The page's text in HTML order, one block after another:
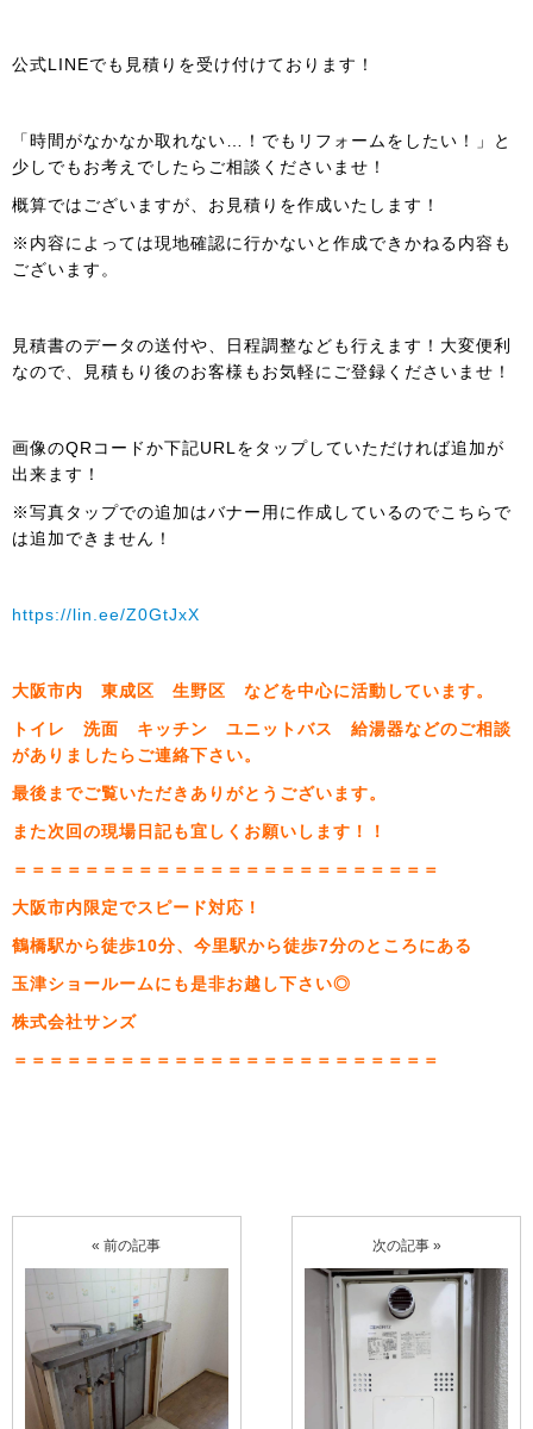
公式LINEでも見積りを受け付けております！
「時間がなかなか取れない…！でもリフォームをしたい！」と
少しでもお考えでしたらご相談くださいませ！
概算ではございますが、お見積りを作成いたします！
※内容によっては現地確認に行かないと作成できかねる内容も
ございます。
見積書のデータの送付や、日程調整なども行えます！大変便利
なので、見積もり後のお客様もお気軽にご登録くださいませ！
画像のQRコードか下記URLをタップしていただければ追加が
出来ます！
※写真タップでの追加はバナー用に作成しているのでこちらで
は追加できません！
https://lin.ee/Z0GtJxX
大阪市内 東成区 生野区 などを中心に活動しています。
トイレ 洗面 キッチン ユニットバス 給湯器などのご相談
がありましたらご連絡下さい。
最後までご覧いただきありがとうございます。
また次回の現場日記も宜しくお願いします！！
＝＝＝＝＝＝＝＝＝＝＝＝＝＝＝＝＝＝＝＝＝＝＝＝
大阪市内限定でスピード対応！
鶴橋駅から徒歩10分、今里駅から徒歩7分のところにある
玉津ショールームにも是非お越し下さい◎
株式会社サンズ
＝＝＝＝＝＝＝＝＝＝＝＝＝＝＝＝＝＝＝＝＝＝＝＝
« 前の記事 次の記事 »